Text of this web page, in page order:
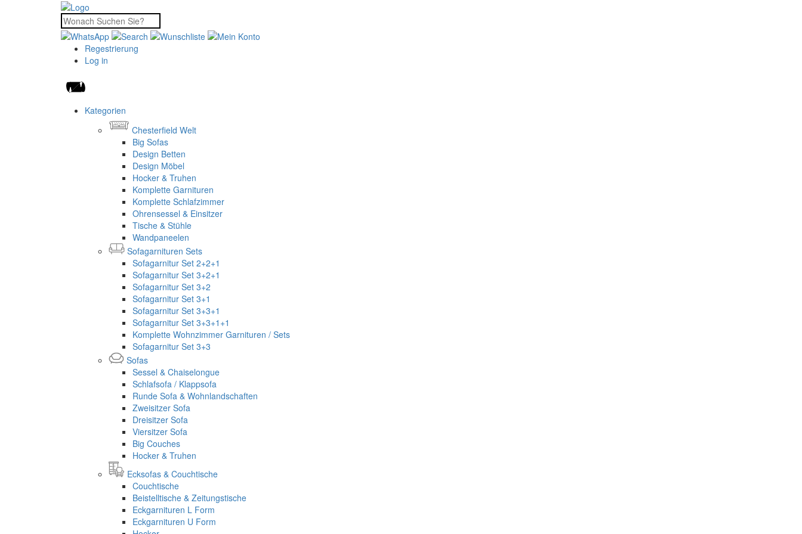
Regestrierung
Log in
Kategorien
Chesterfield Welt
Big Sofas
Design Betten
Design Möbel
Hocker & Truhen
Komplette Garnituren
Komplette Schlafzimmer
Ohrensessel & Einsitzer
Tische & Stühle
Wandpaneelen
Sofagarnituren Sets
Sofagarnitur Set 2+2+1
Sofagarnitur Set 3+2+1
Sofagarnitur Set 3+2
Sofagarnitur Set 3+1
Sofagarnitur Set 3+3+1
Sofagarnitur Set 3+3+1+1
Komplette Wohnzimmer Garnituren / Sets
Sofagarnitur Set 3+3
Sofas
Sessel & Chaiselongue
Schlafsofa / Klappsofa
Runde Sofa & Wohnlandschaften
Zweisitzer Sofa
Dreisitzer Sofa
Viersitzer Sofa
Big Couches
Hocker & Truhen
Ecksofas & Couchtische
Couchtische
Beistelltische & Zeitungstische
Eckgarnituren L Form
Eckgarnituren U Form